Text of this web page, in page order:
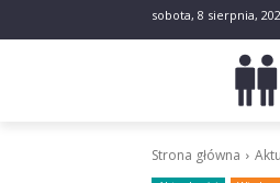
sobota, 8 sierpnia,
Strona główna